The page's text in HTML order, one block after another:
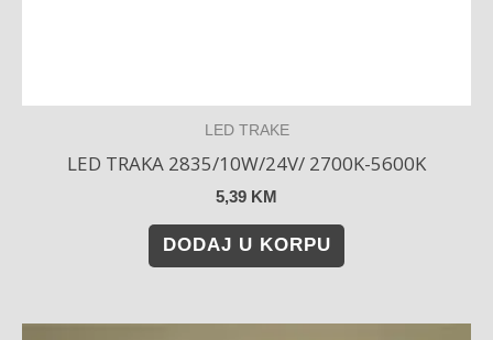
LED TRAKE
LED TRAKA 2835/10W/24V/ 2700K-5600K
5,39 KM
DODAJ U KORPU